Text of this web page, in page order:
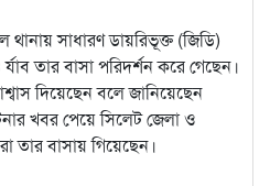
সাধারণ ডায়রিভূক্ত (জিডি)
তার বাসা পরিদর্শন করে গেছেন।
দিয়েছেন বলে জানিয়েছেন
খবর পেয়ে সিলেট জেলা ও
তার বাসায় গিয়েছেন।